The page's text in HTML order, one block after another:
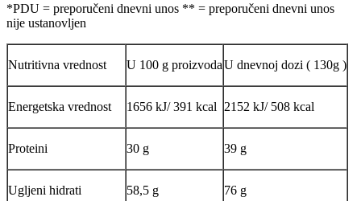
*PDU = preporučeni dnevni unos ** = preporučeni dnevni unos
nije ustanovljen
Nutritivna vrednost U 100 g proizvodaU dnevnoj dozi ( 130g )
Energetska vrednost 1656 kJ/ 391 kcal 2152 kJ/ 508 kcal
Proteini 30 g 39 g
Ugljeni hidrati
58,5 g
76 g